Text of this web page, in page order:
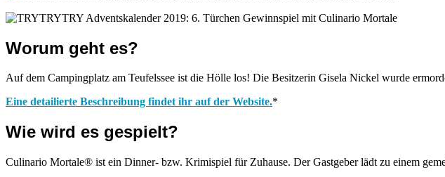
Worum geht es?
Auf dem Campingplatz am Teufelssee ist die Hölle los! Die Besitzerin Gisela Nickel wurde
Eine detailierte Beschreibung findet ihr auf der Website.*
Wie wird es gespielt?
Culinario Mortale® ist ein Dinner- bzw. Krimispiel für Zuhause. Der Gastgeber lädt zu einem